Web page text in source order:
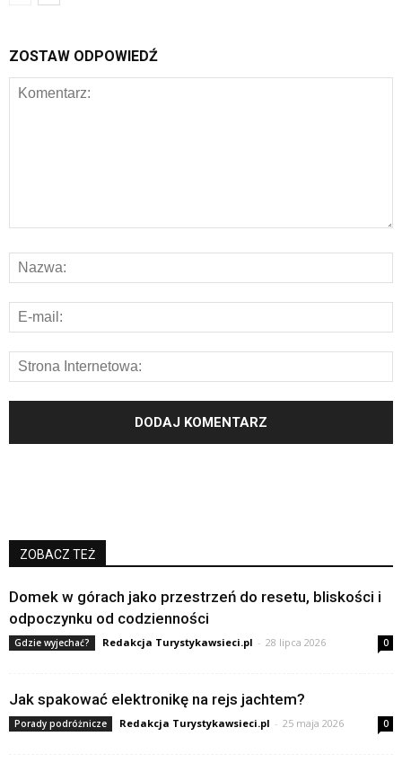
ZOSTAW ODPOWIEDŹ
ZOBACZ TEŻ
Domek w górach jako przestrzeń do resetu, bliskości i
odpoczynku od codzienności
Gdzie wyjechać? Redakcja Turystykawsieci.pl - 28 lipca 2026 0
Jak spakować elektronikę na rejs jachtem?
Porady podróżnicze Redakcja Turystykawsieci.pl - 25 maja 2026 0